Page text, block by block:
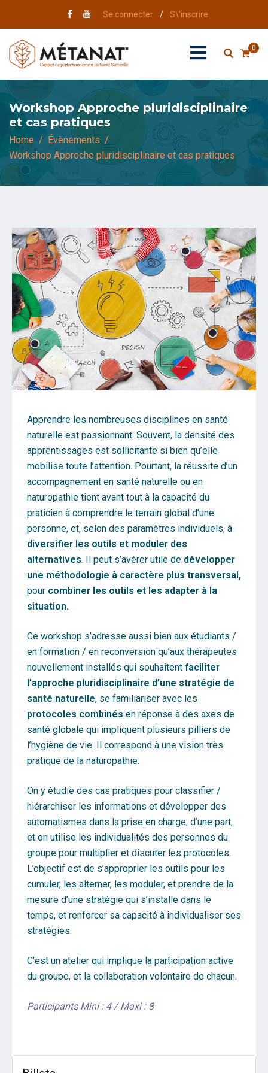
Se connecter / S\'inscrire
0
Workshop Approche pluridisciplinaire
et cas pratiques
Home
Évènements
Workshop Approche pluridisciplinaire et cas pratiques
Apprendre les nombreuses disciplines en santé
naturelle est passionnant. Souvent, la densité des
apprentissages est sollicitante si bien qu’elle
mobilise toute l’attention. Pourtant, la réussite d’un
accompagnement en santé naturelle ou en
naturopathie tient avant tout à la capacité du
praticien à comprendre le terrain global d’une
personne, et, selon des paramètres individuels, à
diversifier les outils et moduler des
alternatives. Il peut s’avérer utile de développer
une méthodologie à caractère plus transversal,
pour combiner les outils et les adapter à la
situation.
Ce workshop s’adresse aussi bien aux étudiants /
en formation / en reconversion qu’aux thérapeutes
nouvellement installés qui souhaitent faciliter
l’approche pluridisciplinaire d’une stratégie de
santé naturelle, se familiariser avec les
protocoles combinés en réponse à des axes de
santé globale qui impliquent plusieurs pilliers de
l’hygiène de vie. Il correspond à une vision très
pratique de la naturopathie.
On y étudie des cas pratiques pour classifier /
hiérarchiser les informations et développer des
automatismes dans la prise en charge, d’une part,
et on utilise les individualités des personnes du
groupe pour multiplier et discuter les protocoles.
L’objectif est de s’approprier les outils pour les
cumuler, les alterner, les moduler, et prendre de la
mesure d’une stratégie qui s’installe dans le
temps, et renforcer sa capacité à individualiser ses
stratégies.
C’est un atelier qui implique la participation active
du groupe, et la collaboration volontaire de chacun.
Participants Mini : 4 / Maxi : 8